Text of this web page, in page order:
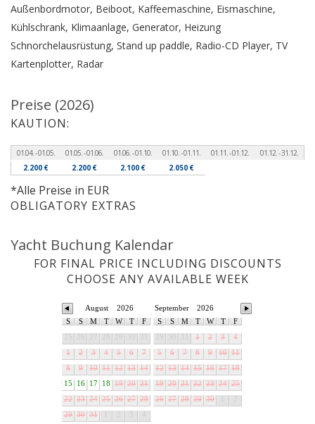
Außenbordmotor, Beiboot, Kaffeemaschine, Eismaschine,
Kühlschrank, Klimaanlage, Generator, Heizung
Schnorchelausrüstung, Stand up paddle, Radio-CD Player, TV
Kartenplotter, Radar
Preise (2026)
KAUTION:
01.04. - 01.05. 01.05. - 01.06. 01.06. - 01.10. 01.10. - 01.11. 01.11. - 01.12.
01.12. - 31.12.
2.200 €
2.200 € 2.100 € 2.050 €
*Alle Preise in EUR
OBLIGATORY EXTRAS
Yacht Buchung Kalendar
FOR FINAL PRICE INCLUDING DISCOUNTS
CHOOSE ANY AVAILABLE WEEK
2026
August
S
S M T W T
F
1
2 3 4 5 6
7
8
9 10 11 12 13 14
15
16 17 18 19 20 21
22 23 24 25 26 27 28
29 30 31
2026
September
S
S M T W T
F
1 2 3
4
5
6 7 8 9 10 11
12 13 14 15 16 17 18
19 20 21 22 23 24 25
26 27 28 29 30